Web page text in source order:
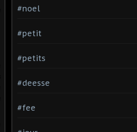
#noel
#petit
#petits
#deesse
#fee